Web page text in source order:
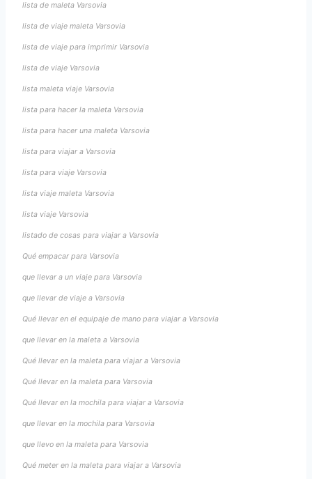
lista de maleta Varsovia
lista de viaje maleta Varsovia
lista de viaje para imprimir Varsovia
lista de viaje Varsovia
lista maleta viaje Varsovia
lista para hacer la maleta Varsovia
lista para hacer una maleta Varsovia
lista para viajar a Varsovia
lista para viaje Varsovia
lista viaje maleta Varsovia
lista viaje Varsovia
listado de cosas para viajar a Varsovia
Qué empacar para Varsovia
que llevar a un viaje para Varsovia
que llevar de viaje a Varsovia
Qué llevar en el equipaje de mano para viajar a Varsovia
que llevar en la maleta a Varsovia
Qué llevar en la maleta para viajar a Varsovia
Qué llevar en la maleta para Varsovia
Qué llevar en la mochila para viajar a Varsovia
que llevar en la mochila para Varsovia
que llevo en la maleta para Varsovia
Qué meter en la maleta para viajar a Varsovia